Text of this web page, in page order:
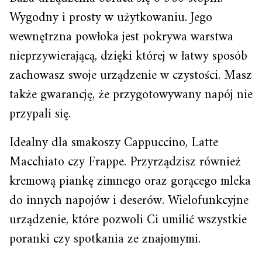
Wygodny i prosty w użytkowaniu. Jego
wewnętrzna powłoka jest pokrywa warstwa
nieprzywierającą, dzięki której w łatwy sposób
zachowasz swoje urządzenie w czystości. Masz
także gwarancję, że przygotowywany napój nie
przypali się.
Idealny dla smakoszy Cappuccino, Latte
Macchiato czy Frappe. Przyrządzisz również
kremową piankę zimnego oraz gorącego mleka
do innych napojów i deserów. Wielofunkcyjne
urządzenie, które pozwoli Ci umilić wszystkie
poranki czy spotkania ze znajomymi.